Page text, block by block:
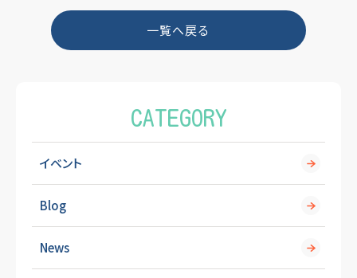
o
o
一覧へ戻る
CATEGORY
イベント
Blog
News